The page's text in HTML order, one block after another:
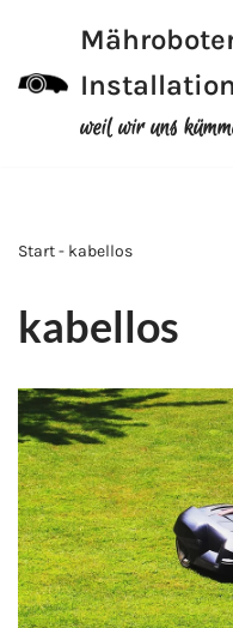
Inhalt
weil wir uns
Start - kabellos
kabellos